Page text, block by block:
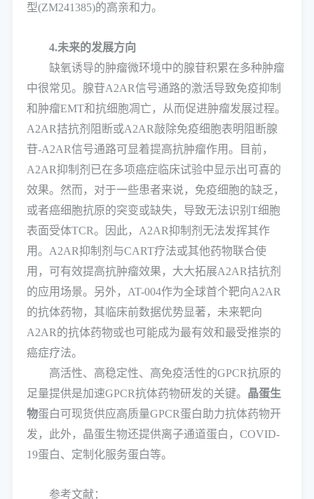
型(ZM241385)的高亲和力。
4.未来的发展方向
缺氧诱导的肿瘤微环境中的腺苷积累在多种肿瘤
中很常见。腺苷A2AR信号通路的激活导致免疫抑制
和肿瘤EMT和抗细胞凋亡，从而促进肿瘤发展过程。
A2AR拮抗剂阻断或A2AR敲除免疫细胞表明阻断腺
苷-A2AR信号通路可显着提高抗肿瘤作用。目前，
A2AR抑制剂已在多项癌症临床试验中显示出可喜的
效果。然而，对于一些患者来说，免疫细胞的缺乏，
或者癌细胞抗原的突变或缺失，导致无法识别T细胞
表面受体TCR。因此，A2AR抑制剂无法发挥其作
用。A2AR抑制剂与CART疗法或其他药物联合使
用，可有效提高抗肿瘤效果，大大拓展A2AR拮抗剂
的应用场景。另外，AT-004作为全球首个靶向A2AR
的抗体药物，其临床前数据优势显著，未来靶向
A2AR的抗体药物或也可能成为最有效和最受推崇的
癌症疗法。
高活性、高稳定性、高免疫活性的GPCR抗原的
足量提供是加速GPCR抗体药物研发的关键。 晶蛋生
物蛋白可现货供应高质量GPCR蛋白助力抗体药物开
发，此外，晶蛋生物还提供离子通道蛋白，COVID-
19蛋白、定制化服务蛋白等。
参考文献：